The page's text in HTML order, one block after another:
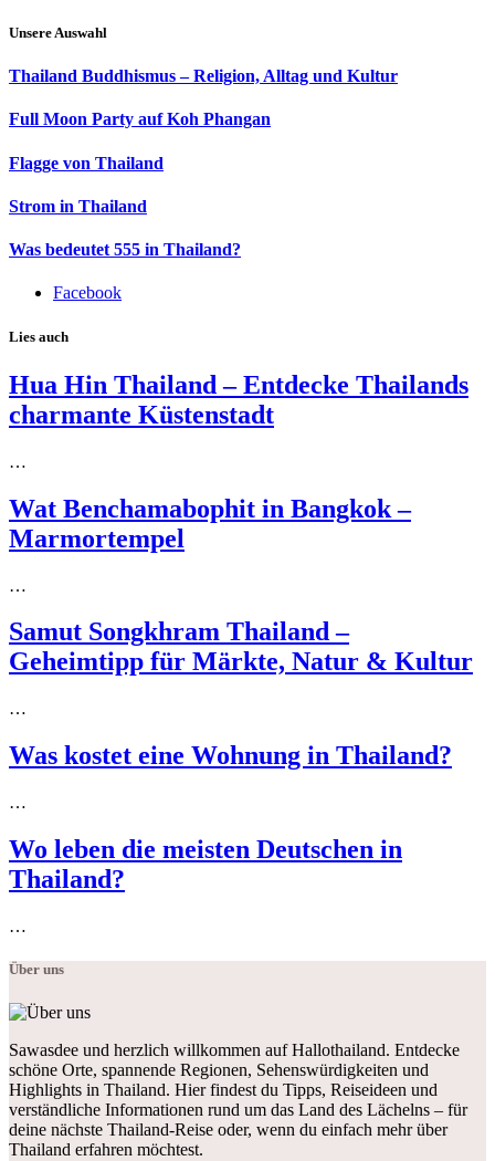
Unsere Auswahl
Thailand Buddhismus – Religion, Alltag und Kultur
Full Moon Party auf Koh Phangan
Flagge von Thailand
Strom in Thailand
Was bedeutet 555 in Thailand?
Facebook
Lies auch
Hua Hin Thailand – Entdecke Thailands
charmante Küstenstadt
…
Wat Benchamabophit in Bangkok –
Marmortempel
…
Samut Songkhram Thailand –
Geheimtipp für Märkte, Natur & Kultur
…
Was kostet eine Wohnung in Thailand?
…
Wo leben die meisten Deutschen in
Thailand?
…
Über uns
Sawasdee und herzlich willkommen auf Hallothailand. Entdecke
schöne Orte, spannende Regionen, Sehenswürdigkeiten und
Highlights in Thailand. Hier findest du Tipps, Reiseideen und
verständliche Informationen rund um das Land des Lächelns – für
deine nächste Thailand-Reise oder, wenn du einfach mehr über
Thailand erfahren möchtest.